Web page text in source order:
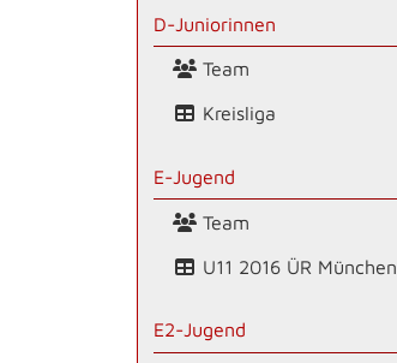
D-Juniorinnen
Team
Kreisliga
E-Jugend
Team
U11 2016 ÜR München
E2-Jugend